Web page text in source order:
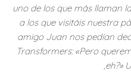
uno de los que más llaman
a los que visitáis nuestra
amigo Juan nos pedían
Transformers: «Pero
,eh?»